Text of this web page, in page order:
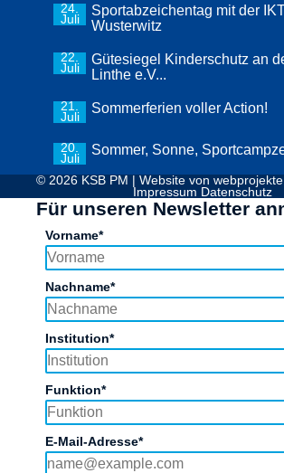
24.
Juli
Sportabzeichentag mit der
Wusterwitz
22.
Juli
Gütesiegel Kinderschutz an
Linthe e.V...
21.
Juli
Sommerferien voller Action!
20.
Juli
Sommer, Sonne,
© 2026 KSB PM | Website von
Impressum Datenschutz
Für unseren Newsletter
Vorname*
Nachname*
Institution*
Funktion*
E-Mail-Adresse*